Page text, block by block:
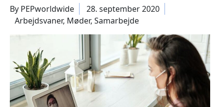
By PEPworldwide
28. september 2020
Arbejdsvaner, Møder, Samarbejde